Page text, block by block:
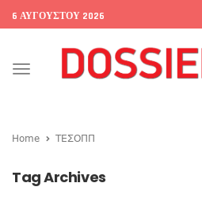
6 ΑΥΓΟΎΣΤΟΥ 2026
Toggle
Home ΤΕΣΟΠΠ
Tag Archives